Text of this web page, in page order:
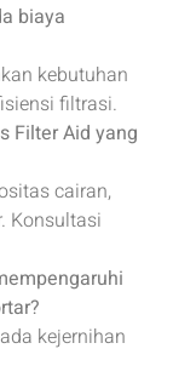
biaya
kebutuhan
filtrasi.
Filter Aid yang
cairan,
Konsultasi
kejernihan